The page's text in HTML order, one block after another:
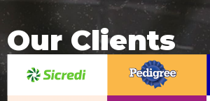
Our Clients